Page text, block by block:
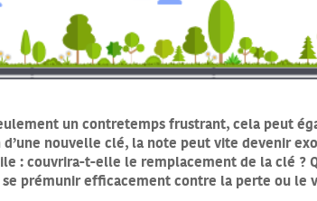
un contretemps frustrant, cela peut
nouvelle clé, la note peut vite devenir
: couvrira-t-elle le remplacement de la clé
prémunir efficacement contre la perte ou le